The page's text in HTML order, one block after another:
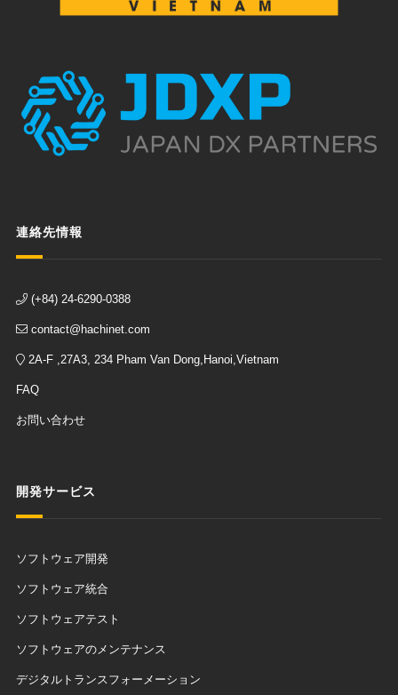
連絡先情報
(+84) 24-6290-0388
contact@hachinet.com
2A-F ,27A3, 234 Pham Van Dong,Hanoi,Vietnam
FAQ
お問い合わせ
開発サービス
ソフトウェア開発
ソフトウェア統合
ソフトウェアテスト
ソフトウェアのメンテナンス
デジタルトランスフォーメーション